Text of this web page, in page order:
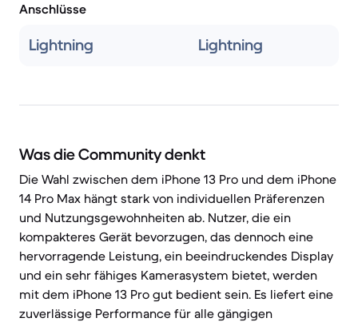
Anschlüsse
Lightning Lightning
Was die Community denkt
Die Wahl zwischen dem iPhone 13 Pro und dem iPhone
14 Pro Max hängt stark von individuellen Präferenzen
und Nutzungsgewohnheiten ab. Nutzer, die ein
kompakteres Gerät bevorzugen, das dennoch eine
hervorragende Leistung, ein beeindruckendes Display
und ein sehr fähiges Kamerasystem bietet, werden
mit dem iPhone 13 Pro gut bedient sein. Es liefert eine
zuverlässige Performance für alle gängigen